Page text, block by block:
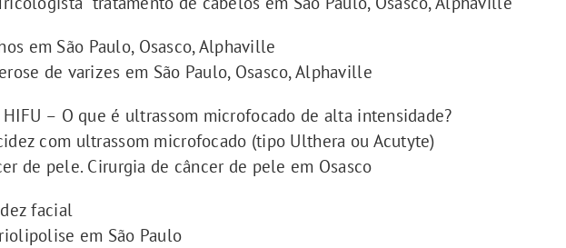
em São Paulo, Osasco, Alphaville
de varizes em São Paulo, Osasco, Alphaville
– O que é ultrassom microfocado de alta intensidade?
com ultrassom microfocado (tipo Ulthera ou Acutyte)
de pele. Cirurgia de câncer de pele em Osasco
facial
em São Paulo